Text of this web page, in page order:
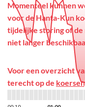
Momenteel kunnen
voor de Hanta-Kun
tijdelijke storing of de
niet langer
Voor een overzicht
terecht op de